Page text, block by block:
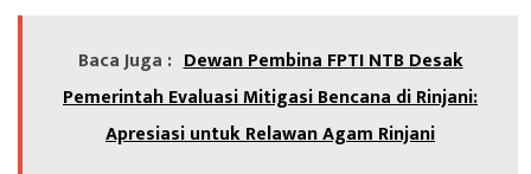
Baca Juga : Dewan Pembina FPTI NTB Desak
Pemerintah Evaluasi Mitigasi Bencana di Rinjani:
Apresiasi untuk Relawan Agam Rinjani